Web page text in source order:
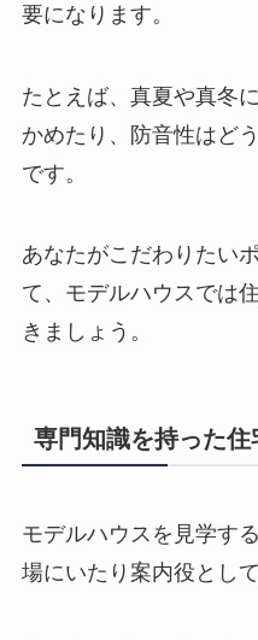
要になります。
たとえば、真夏や真冬
かめたり、防音性はど
です。
あなたがこだわりたい
て、モデルハウスでは
きましょう。
専門知識を持った
モデルハウスを見学す
場にいたり案内役とし